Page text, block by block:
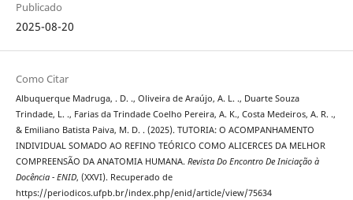
Publicado
2025-08-20
Como Citar
Albuquerque Madruga, . D. ., Oliveira de Araújo, A. L. ., Duarte Souza
Trindade, L. ., Farias da Trindade Coelho Pereira, A. K., Costa Medeiros, A. R. .,
& Emiliano Batista Paiva, M. D. . (2025). TUTORIA: O ACOMPANHAMENTO
INDIVIDUAL SOMADO AO REFINO TEÓRICO COMO ALICERCES DA MELHOR
COMPREENSÃO DA ANATOMIA HUMANA. Revista Do Encontro De Iniciação à
Docência - ENID, (XXVI). Recuperado de
https://periodicos.ufpb.br/index.php/enid/article/view/75634